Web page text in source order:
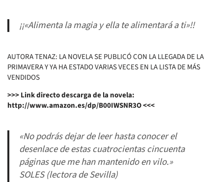
¡¡«Alimenta la magia y ella te alimentará a ti»!!
AUTORA TENAZ: LA NOVELA SE PUBLICÓ CON LA LLEGADA DE LA
PRIMAVERA Y YA HA ESTADO VARIAS VECES EN LA LISTA DE MÁS
VENDIDOS
>>> Link directo descarga de la novela:
http://www.amazon.es/dp/B00IWSNR3O <<<
«No podrás dejar de leer hasta conocer el
desenlace de estas cuatrocientas cincuenta
páginas que me han mantenido en vilo.»
SOLES (lectora de Sevilla)